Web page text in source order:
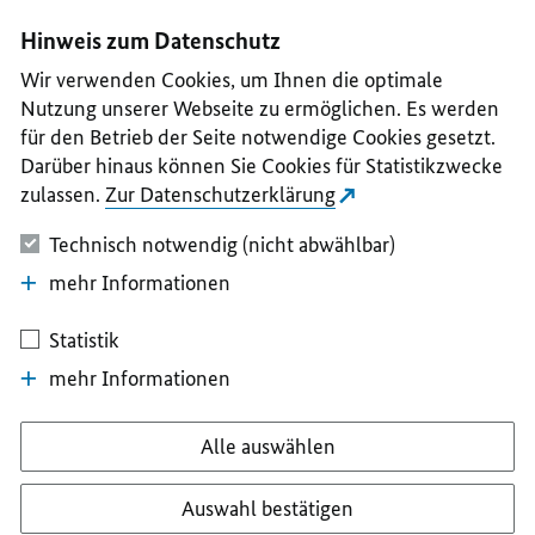
II
III
IV
V
Hinweis zum Datenschutz
Wir verwenden Cookies, um Ihnen die optimale
Nutzung unserer Webseite zu ermöglichen. Es werden
für den Betrieb der Seite notwendige Cookies gesetzt.
Darüber hinaus können Sie Cookies für Statistikzwecke
zulassen. Zur Datenschutzerklärung
Technisch notwendig (nicht abwählbar)
mehr Informationen
Statistik
mehr Informationen
Alle auswählen
Auswahl bestätigen